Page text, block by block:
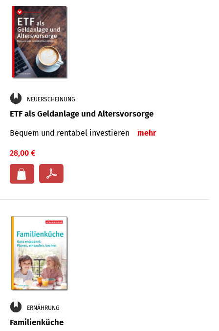
NEUERSCHEINUNG
ETF als Geldanlage und Altersvorsorge
Bequem und rentabel investieren mehr
28,00 €
ERNÄHRUNG
Familienküche